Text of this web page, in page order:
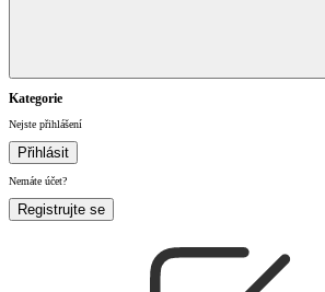
Kategorie
Nejste přihlášení
Přihlásit
Nemáte účet?
Registrujte se